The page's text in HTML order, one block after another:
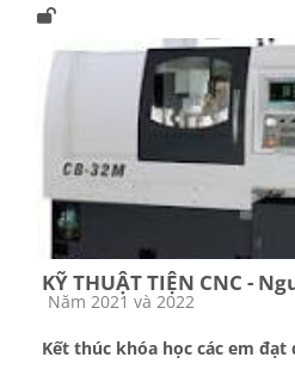
KỸ THUẬT TIỆN CNC -
Các loại khóa học
Năm 2021 và 2022
Kết thúc khóa học các em đạt